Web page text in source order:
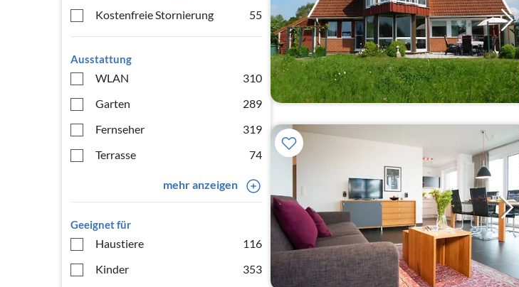
Kostenfreie Stornierung
55
Ausstattung
WLAN
310
Garten
289
Fernseher
319
Terrasse
74
mehr anzeigen
Geeignet für
Haustiere
116
Kinder
353